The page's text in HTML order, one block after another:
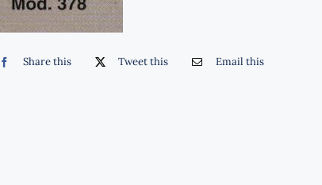
Share this Tweet this Email this